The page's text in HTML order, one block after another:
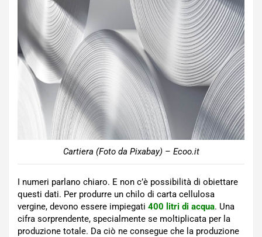
Cartiera (Foto da Pixabay) – Ecoo.it
I numeri parlano chiaro. E non c’è possibilità di obiettare
questi dati. Per produrre un chilo di carta cellulosa
vergine, devono essere impiegati 400 litri di acqua. Una
cifra sorprendente, specialmente se moltiplicata per la
produzione totale. Da ciò ne consegue che la produzione